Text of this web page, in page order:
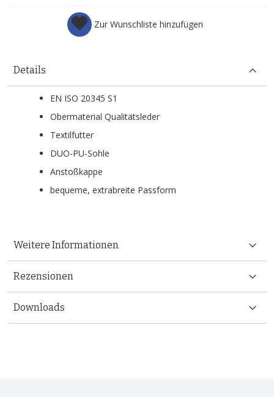
Zur Wunschliste hinzufügen
Details
EN ISO 20345 S1
Obermaterial Qualitätsleder
Textilfutter
DUO-PU-Sohle
Anstoßkappe
bequeme, extrabreite Passform
Weitere Informationen
Rezensionen
Downloads